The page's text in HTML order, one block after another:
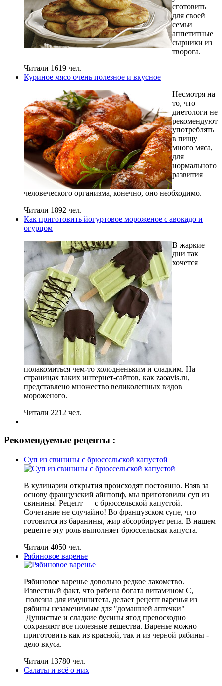
сготовить
для своей
семьи
аппетитные
сырники из
творога.
Читали 1619 чел.
Куриное мясо очень полезное и вкусное
Несмотря на
то, что
диетологи не
рекомендуют
употреблять
в пищу
много мяса,
для
нормального
развития
человеческого организма, конечно, оно необходимо.
Читали 1892 чел.
Как приготовить йогуртовое мороженое с авокадо и
огурцом
В жаркие
дни так
хочется
полакомиться чем-то холодненьким и сладким. На
страницах таких интернет-сайтов, как zaoavis.ru,
представлено множество великолепных видов
мороженого.
Читали 2212 чел.
Рекомендуемые рецепты :
Суп из свинины с брюссельской капустой
В кулинарии открытия происходят постоянно. Взяв за
основу французский айнтопф, мы приготовили суп из
свинины! Рецепт — с брюссельской капустой.
Сочетание не случайно! Во французском супе, что
готовится из баранины, жир абсорбирует репа. В нашем
рецепте эту роль выполняет брюссельская капуста.
Читали 4050 чел.
Рябиновое варенье
Рябиновое варенье довольно редкое лакомство.
Известный факт, что рябина богата витамином С,
полезна для имуннитета, делает рецепт варенья из
рябины незаменимым для "домашней аптечки"
Душистые и сладкие бусины ягод превосходно
сохраняют все полезные вещества. Варенье можно
приготовить как из красной, так и из черной рябины -
дело вкуса.
Читали 13780 чел.
Салаты и всё о них